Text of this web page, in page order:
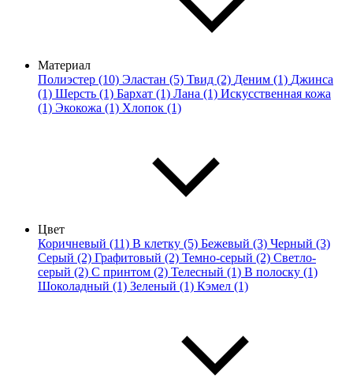
Материал
Полиэстер (10) Эластан (5) Твид (2) Деним (1) Джинса
(1) Шерсть (1) Бархат (1) Лана (1) Искусственная кожа
(1) Экокожа (1) Хлопок (1)
Цвет
Коричневый (11) В клетку (5) Бежевый (3) Черный (3)
Серый (2) Графитовый (2) Темно-серый (2) Светло-
серый (2) С принтом (2) Телесный (1) В полоску (1)
Шоколадный (1) Зеленый (1) Кэмел (1)